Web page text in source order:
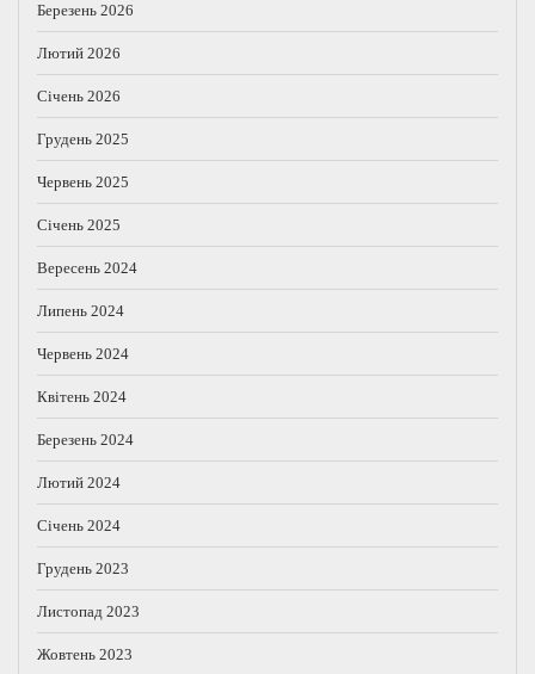
Березень 2026
Лютий 2026
Січень 2026
Грудень 2025
Червень 2025
Січень 2025
Вересень 2024
Липень 2024
Червень 2024
Квітень 2024
Березень 2024
Лютий 2024
Січень 2024
Грудень 2023
Листопад 2023
Жовтень 2023